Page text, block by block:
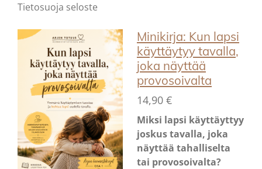
Tietosuoja seloste
Minikirja: Kun lapsi
käyttäytyy tavalla,
joka näyttää
provosoivalta
14,90 €
Miksi lapsi käyttäyttyy
joskus tavalla, joka
näyttää tahalliselta
tai provosoivalta?